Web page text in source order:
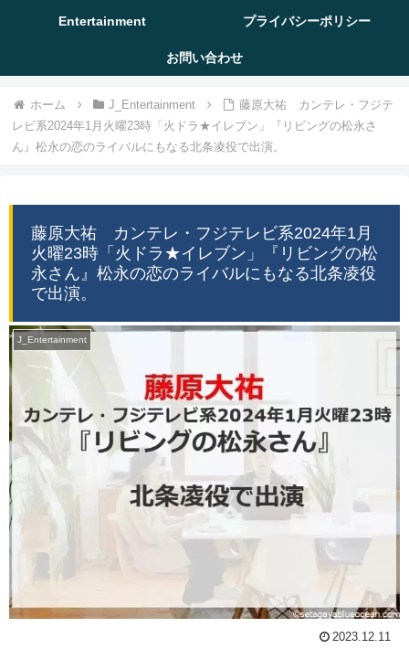
Entertainment プライバシーポリシー
お問い合わせ
ホーム J_Entertainment
藤原大祐 カンテレ・フジテ
レビ系2024年1月火曜23時「火ドラ★イレブン」『リビングの松永さ
ん』松永の恋のライバルにもなる北条凌役で出演。
藤原大祐 カンテレ・フジテレビ系2024年1月
火曜23時「火ドラ★イレブン」『リビングの松
永さん』松永の恋のライバルにもなる北条凌役
で出演。
J_Entertainment
2023.12.11